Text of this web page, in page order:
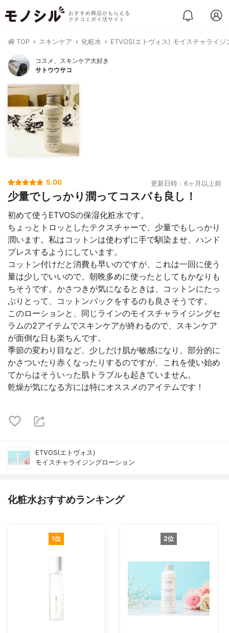
おすすめ商品がもらえる
クチコミポイ活サイト
TOP スキンケア 化粧水 ETVOS(エトヴォス) モイスチャライジ
コスメ、スキンケア大好き
サトウウサコ
5.00 更新日時：6ヶ月以上前
少量でしっかり潤ってコスパも良し！
初めて使うETVOSの保湿化粧水です。
ちょっとトロッとしたテクスチャーで、少量でもしっかり
潤います。私はコットンは使わずに手で馴染ませ、ハンド
プレスするようにしています。
コットン付けだと消費も早いのですが、これは一回に使う
量は少しでいいので、朝晩多めに使ったとしてもかなりも
ちそうです。かさつきが気になるときは、コットンにたっ
ぷりとって、コットンパックをするのも良さそうです。
このローションと、同じラインのモイスチャライジングセ
ラムの2アイテムでスキンケアが終わるので、スキンケア
が面倒な日も楽ちんです。
季節の変わり目など、少しだけ肌が敏感になり、部分的に
かさついたり赤くなったりするのですが、これを使い始め
てからはそういった肌トラブルも起きていません。
乾燥が気になる方には特にオススメのアイテムです！
ETVOS(エトヴォス)
モイスチャライジングローション
化粧水おすすめランキング
1位 2位